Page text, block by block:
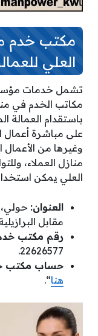
مكتب خدم
العلي
تشمل خدمات
مكاتب الخدم في
باستقدام العمالة
على مباشرة أعمال
وغيرها من الأعمال
منازل العملاء،
العلي يمكن
العنوان:
مقابل
رقم مكتب
22626577.
حساب مكتب
هنا“.